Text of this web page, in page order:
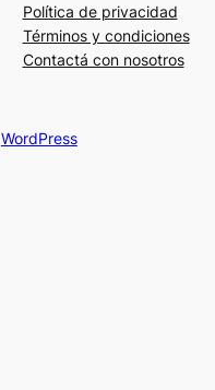
Política de privacidad
Términos y condiciones
Contactá con nosotros
WordPress